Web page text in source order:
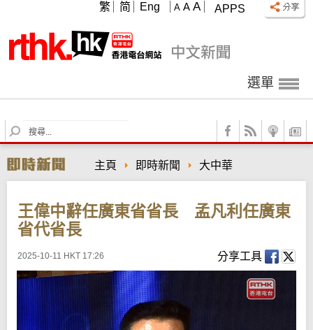
APPS
A A A
繁 简 Eng
選單
S
e
r
c
主頁 即時新聞 大中華
王偉中辭任廣東省省長 孟凡利任廣東
省代省長
2025-10-11 HKT 17:26 分享工具